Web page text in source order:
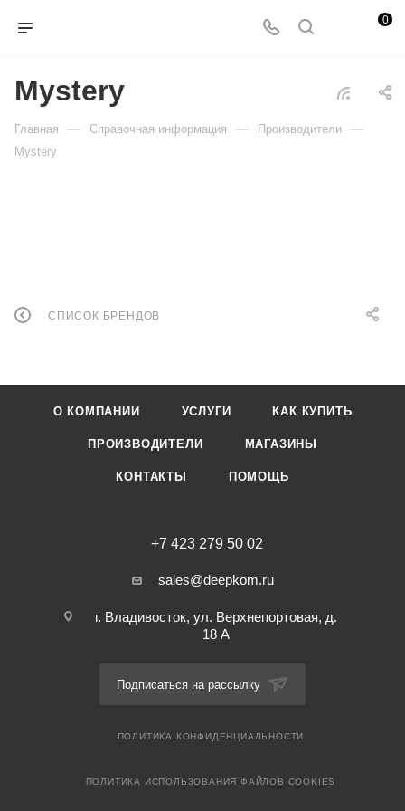
0
Mystery
Главная — Справочная информация — Производители —
Mystery
СПИСОК БРЕНДОВ
О КОМПАНИИ УСЛУГИ КАК КУПИТЬ
ПРОИЗВОДИТЕЛИ МАГАЗИНЫ
КОНТАКТЫ ПОМОЩЬ
+7 423 279 50 02
sales@deepkom.ru
г. Владивосток, ул. Верхнепортовая, д.
18 А
Подписаться на рассылку
ПОЛИТИКА КОНФИДЕНЦИАЛЬНОСТИ
ПОЛИТИКА ИСПОЛЬЗОВАНИЯ ФАЙЛОВ COOKIES